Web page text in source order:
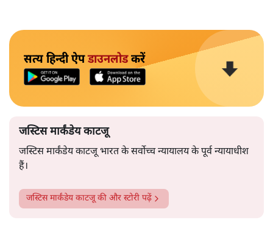
सत्य हिन्दी ऐपडाउनलोडकरें
जस्टिस मार्कंडेय काटजू
जस्टिस मार्कंडेय काटजू भारत के सर्वोच्च न्यायालय के पूर्व न्यायाधीश
हैं।
जस्टिस मार्कंडेय काटजूकी और स्टोरी पढ़ें